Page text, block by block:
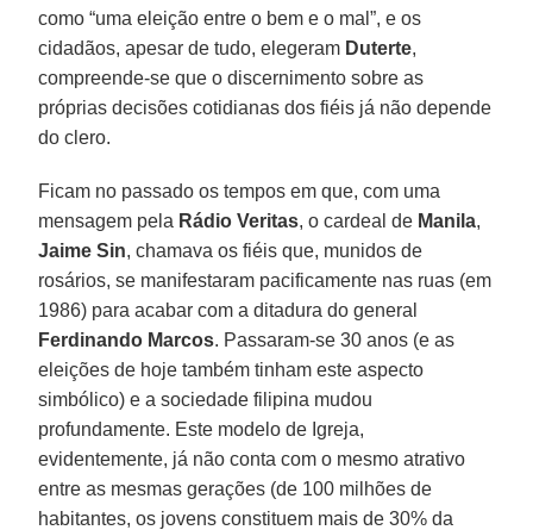
como “uma eleição entre o bem e o mal”, e os
cidadãos, apesar de tudo, elegeram Duterte,
compreende-se que o discernimento sobre as
próprias decisões cotidianas dos fiéis já não depende
do clero.
Ficam no passado os tempos em que, com uma
mensagem pela Rádio Veritas, o cardeal de Manila,
Jaime Sin, chamava os fiéis que, munidos de
rosários, se manifestaram pacificamente nas ruas (em
1986) para acabar com a ditadura do general
Ferdinando Marcos. Passaram-se 30 anos (e as
eleições de hoje também tinham este aspecto
simbólico) e a sociedade filipina mudou
profundamente. Este modelo de Igreja,
evidentemente, já não conta com o mesmo atrativo
entre as mesmas gerações (de 100 milhões de
habitantes, os jovens constituem mais de 30% da